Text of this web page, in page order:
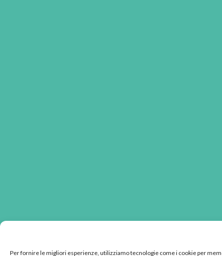
Per fornire le migliori esperienze, utilizziamo tecnologie come i cookie per